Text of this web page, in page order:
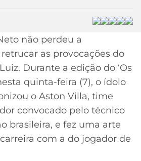
não perdeu a
as provocações do
Durante a edição do ‘Os
quinta-feira (7), o ídolo
o Aston Villa, time
convocado pelo técnico
brasileira, e fez uma arte
com a do jogador de